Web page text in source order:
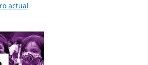
actual